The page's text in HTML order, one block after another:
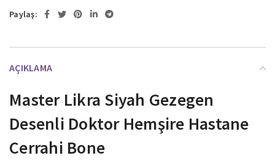
Paylaş:
AÇIKLAMA
Master Likra Siyah Gezegen
Desenli Doktor Hemşire Hastane
Cerrahi Bone